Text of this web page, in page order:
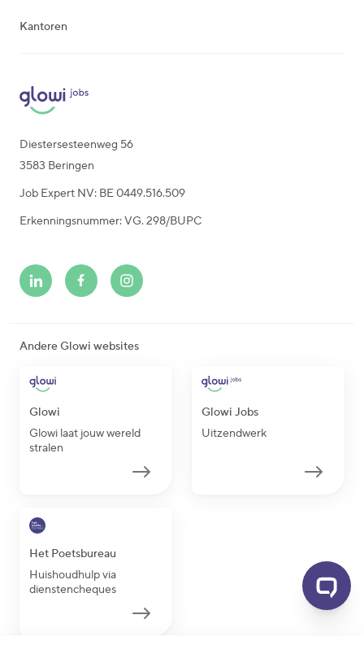
Diestersesteenweg 56
3583 Beringen
Job Expert NV: BE 0449.516.509
Erkenningsnummer: VG. 298/BUPC
Kantoren
Andere Glowi websites
Glowi
Glowi laat jouw wereld
stralen
Glowi Jobs
Uitzendwerk
Het Poetsbureau
Huishoudhulp via
dienstencheques